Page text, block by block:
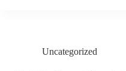
Uncategorized